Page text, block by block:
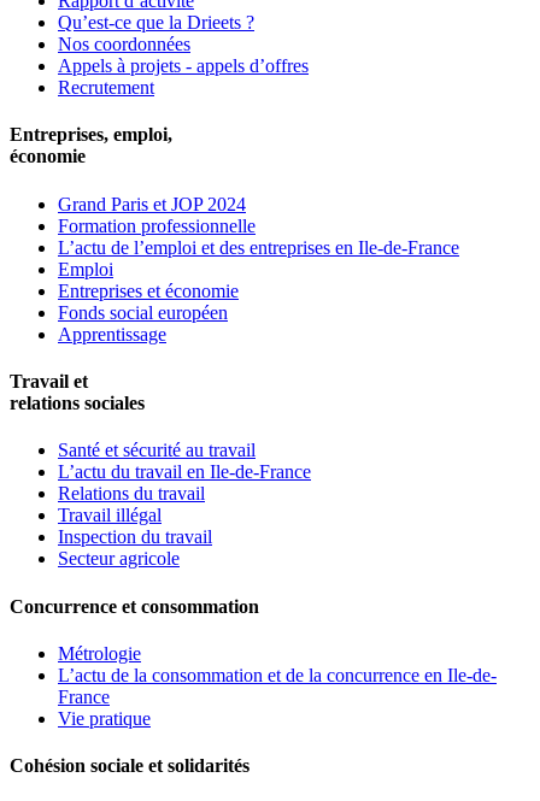
Qu’est-ce que la Drieets ?
Nos coordonnées
Appels à projets - appels d’offres
Recrutement
Entreprises, emploi,
économie
Grand Paris et JOP 2024
Formation professionnelle
L’actu de l’emploi et des entreprises en Ile-de-France
Emploi
Entreprises et économie
Fonds social européen
Apprentissage
Travail et
relations sociales
Santé et sécurité au travail
L’actu du travail en Ile-de-France
Relations du travail
Travail illégal
Inspection du travail
Secteur agricole
Concurrence et consommation
Métrologie
L’actu de la consommation et de la concurrence en Ile-de-
France
Vie pratique
Cohésion sociale et solidarités